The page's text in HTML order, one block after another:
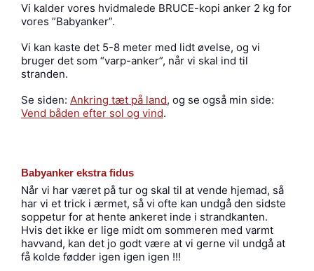
Vi kalder vores hvidmalede BRUCE-kopi anker 2 kg for
vores ”Babyanker”.
Vi kan kaste det 5-8 meter med lidt øvelse, og vi
bruger det som “varp-anker”, når vi skal ind til
stranden.
Se siden: Ankring tæt på land, og se også min side:
Vend båden efter sol og vind.
Babyanker ekstra fidus
Når vi har været på tur og skal til at vende hjemad, så
har vi et trick i ærmet, så vi ofte kan undgå den sidste
soppetur for at hente ankeret inde i strandkanten.
Hvis det ikke er lige midt om sommeren med varmt
havvand, kan det jo godt være at vi gerne vil undgå at
få kolde fødder igen igen igen !!!